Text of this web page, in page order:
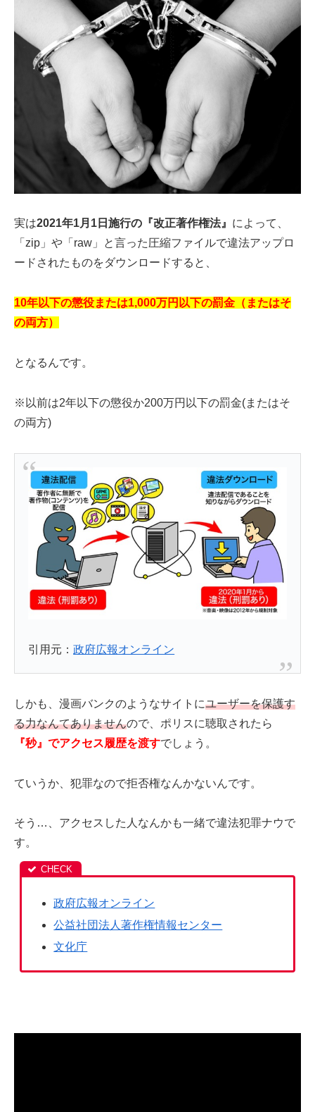
実は2021年1月1日施行の『改正著作権法』 によって、
「zip」や「raw」と言った圧縮ファイルで違法アップロ
ードされたものをダウンロードすると、
10年以下の懲役または1,000万円以下の罰金（またはそ
の両方）
となるんです。
※以前は2年以下の懲役か200万円以下の罰金(またはそ
の両方)
引用元：政府広報オンライン
しかも、漫画バンクのようなサイトにユーザーを保護す
る力なんてありませんので、ポリスに聴取されたら
『秒』でアクセス履歴を渡すでしょう。
ていうか、犯罪なので拒否権なんかないんです。
そう…、アクセスした人なんかも一緒で違法犯罪ナウで
す。
政府広報オンライン
公益社団法人著作権情報センター
文化庁